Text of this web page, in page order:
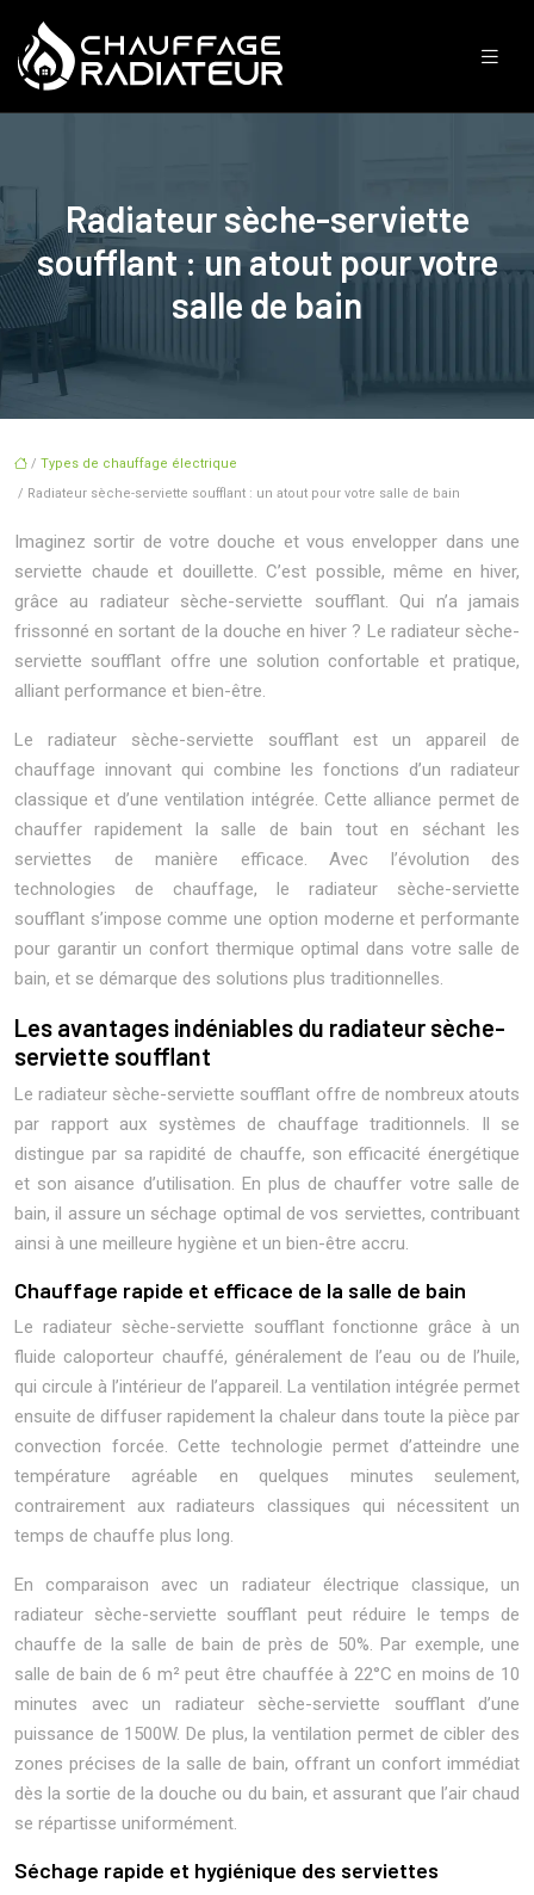
Radiateur sèche-serviette
soufflant : un atout pour votre
salle de bain
/ Types de chauffage électrique
/ Radiateur sèche-serviette soufflant : un atout pour votre salle de bain
Imaginez sortir de votre douche et vous envelopper dans une
serviette chaude et douillette. C’est possible, même en hiver,
grâce au radiateur sèche-serviette soufflant. Qui n’a jamais
frissonné en sortant de la douche en hiver ? Le radiateur sèche-
serviette soufflant offre une solution confortable et pratique,
alliant performance et bien-être.
Le radiateur sèche-serviette soufflant est un appareil de
chauffage innovant qui combine les fonctions d’un radiateur
classique et d’une ventilation intégrée. Cette alliance permet de
chauffer rapidement la salle de bain tout en séchant les
serviettes de manière efficace. Avec l’évolution des
technologies de chauffage, le radiateur sèche-serviette
soufflant s’impose comme une option moderne et performante
pour garantir un confort thermique optimal dans votre salle de
bain, et se démarque des solutions plus traditionnelles.
Les avantages indéniables du radiateur sèche-
serviette soufflant
Le radiateur sèche-serviette soufflant offre de nombreux atouts
par rapport aux systèmes de chauffage traditionnels. Il se
distingue par sa rapidité de chauffe, son efficacité énergétique
et son aisance d’utilisation. En plus de chauffer votre salle de
bain, il assure un séchage optimal de vos serviettes, contribuant
ainsi à une meilleure hygiène et un bien-être accru.
Chauffage rapide et efficace de la salle de bain
Le radiateur sèche-serviette soufflant fonctionne grâce à un
fluide caloporteur chauffé, généralement de l’eau ou de l’huile,
qui circule à l’intérieur de l’appareil. La ventilation intégrée permet
ensuite de diffuser rapidement la chaleur dans toute la pièce par
convection forcée. Cette technologie permet d’atteindre une
température agréable en quelques minutes seulement,
contrairement aux radiateurs classiques qui nécessitent un
temps de chauffe plus long.
En comparaison avec un radiateur électrique classique, un
radiateur sèche-serviette soufflant peut réduire le temps de
chauffe de la salle de bain de près de 50%. Par exemple, une
salle de bain de 6 m² peut être chauffée à 22°C en moins de 10
minutes avec un radiateur sèche-serviette soufflant d’une
puissance de 1500W. De plus, la ventilation permet de cibler des
zones précises de la salle de bain, offrant un confort immédiat
dès la sortie de la douche ou du bain, et assurant que l’air chaud
se répartisse uniformément.
Séchage rapide et hygiénique des serviettes